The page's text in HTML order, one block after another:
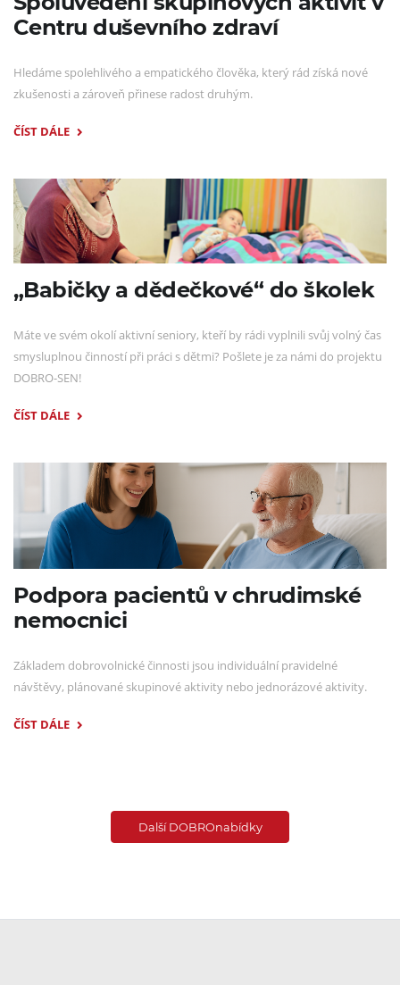
Centru duševního zdraví
Hledáme spolehlivého a empatického člověka, který rád získá nové
zkušenosti a zároveň přinese radost druhým.
ČÍST DÁLE
„Babičky a dědečkové“ do školek
Máte ve svém okolí aktivní seniory, kteří by rádi vyplnili svůj volný čas
smysluplnou činností při práci s dětmi? Pošlete je za námi do projektu
DOBRO-SEN!
ČÍST DÁLE
Podpora pacientů v chrudimské
nemocnici
Základem dobrovolnické činnosti jsou individuální pravidelné
návštěvy, plánované skupinové aktivity nebo jednorázové aktivity.
ČÍST DÁLE
Další DOBROnabídky